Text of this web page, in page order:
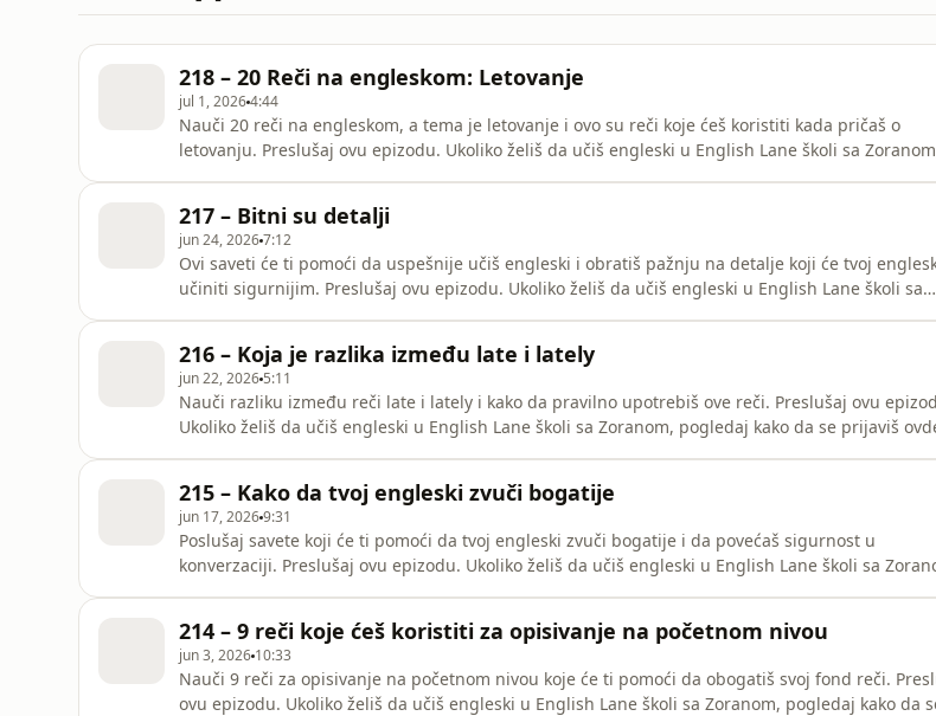
218 – 20 Reči na engleskom: Letovanje
jul 1, 20264:44
Nauči 20 reči na engleskom, a tema je letovanje i ovo su reči koje ćeš koristiti kada pričaš o
letovanju. Preslušaj ovu epizodu. Ukoliko želiš da učiš engleski u English Lane školi sa Zoranom,
217 – Bitni su detalji
jun 24, 20267:12
Ovi saveti će ti pomoći da uspešnije učiš engleski i obratiš pažnju na detalje koji će tvoj
učiniti sigurnijim. Preslušaj ovu epizodu. Ukoliko želiš da učiš engleski u English Lane školi sa
216 – Koja je razlika između late i lately
jun 22, 2026 5:11
Nauči razliku između reči late i lately i kako da pravilno upotrebiš ove reči. Preslušaj ovu epizodu.
Ukoliko želiš da učiš engleski u English Lane školi sa Zoranom, pogledaj kako da se prijaviš
215 – Kako da tvoj engleski zvuči bogatije
jun 17, 20269:31
Poslušaj savete koji će ti pomoći da tvoj engleski zvuči bogatije i da povećaš sigurnost u
konverzaciji. Preslušaj ovu epizodu. Ukoliko želiš da učiš engleski u English Lane školi sa Zoranom,
214 – 9 reči koje ćeš koristiti za opisivanje na početnom nivou
jun 3, 2026 10:33
Nauči 9 reči za opisivanje na početnom nivou koje će ti pomoći da obogatiš svoj fond reči. Preslušaj
ovu epizodu. Ukoliko želiš da učiš engleski u English Lane školi sa Zoranom, pogledaj kako da se